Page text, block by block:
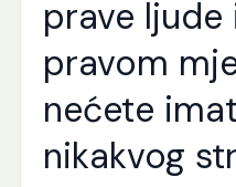
prave
pravom
nećete
nikakvog